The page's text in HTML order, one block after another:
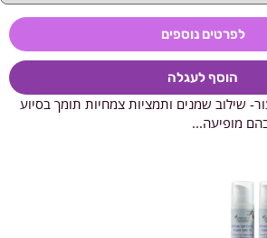
לפרטים נוספים
הוסף לעגלה
שילוב שמנים ותמציות צמחיות תומך בסיוע
מופיעה...